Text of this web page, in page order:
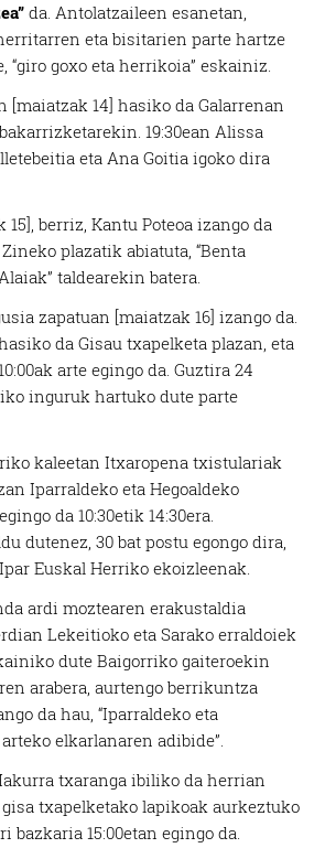
da. Antolatzaileen esanetan,
eta bisitarien parte hartze
“giro goxo eta herrikoia” eskainiz.
[maiatzak 14] hasiko da Galarrenan
19:30ean Alissa
eta Ana Goitia igoko dira
berriz, Kantu Poteoa izango da
plazatik abiatuta, “Benta
taldearekin batera.
zapatuan [maiatzak 16] izango da.
da Gisau txapelketa plazan, eta
arte egingo da. Guztira 24
inguruk hartuko dute parte
kaleetan Itxaropena txistulariak
Iparraldeko eta Hegoaldeko
da 10:30etik 14:30era.
dutenez, 30 bat postu egongo dira,
Euskal Herriko ekoizleenak.
ardi moztearen erakustaldia
Lekeitioko eta Sarako erraldoiek
dute Baigorriko gaiteroekin
arabera, aurtengo berrikuntza
da hau, “Iparraldeko eta
elkarlanaren adibide”.
txaranga ibiliko da herrian
gisa txapelketako lapikoak aurkeztuko
bazkaria 15:00etan egingo da.